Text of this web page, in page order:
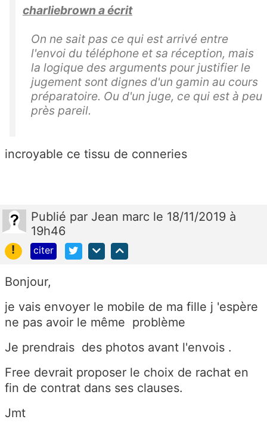
charliebrown a écrit
On ne sait pas ce qui est arrivé entre
l'envoi du téléphone et sa réception, mais
la logique des arguments pour justifier le
jugement sont dignes d'un gamin au cours
préparatoire. Ou d'un juge, ce qui est à peu
près pareil.
incroyable ce tissu de conneries
Publié par Jean marc le 18/11/2019 à
19h46
!
citer
Bonjour,
je vais envoyer le mobile de ma fille j 'espère
ne pas avoir le même problème
Je prendrais des photos avant l'envois .
Free devrait proposer le choix de rachat en
fin de contrat dans ses clauses.
Jmt